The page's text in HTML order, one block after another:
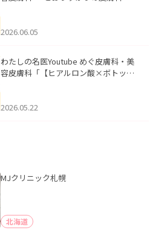
2026.06.05
わたしの名医Youtube めぐ皮膚科・美
容皮膚科「【ヒアルロン酸×ボトック
た。
2026.05.22
MJクリニック札幌
北海道